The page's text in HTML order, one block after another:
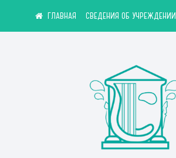
СВЕДЕНИЯ ОБ УЧРЕЖДЕНИИ